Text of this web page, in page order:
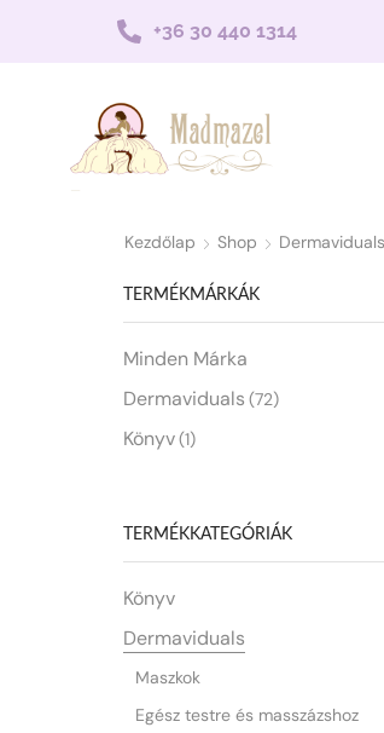
+36 30 440 1314
Kezdőlap Shop Dermaviduals
TERMÉKMÁRKÁK
Minden Márka
Dermaviduals (72)
Könyv(1)
TERMÉKKATEGÓRIÁK
Könyv
Dermaviduals
Maszkok
Egész testre és masszázshoz